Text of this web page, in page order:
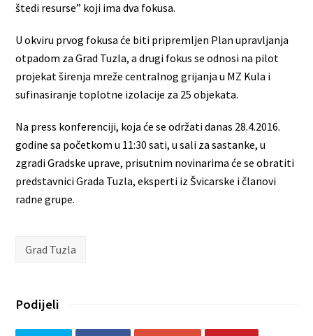
štedi resurse” koji ima dva fokusa.
U okviru prvog fokusa će biti pripremljen Plan upravljanja
otpadom za Grad Tuzla, a drugi fokus se odnosi na pilot
projekat širenja mreže centralnog grijanja u MZ Kula i
sufinasiranje toplotne izolacije za 25 objekata.
Na press konferenciji, koja će se održati danas 28.4.2016.
godine sa početkom u 11:30 sati, u sali za sastanke, u
zgradi Gradske uprave, prisutnim novinarima će se obratiti
predstavnici Grada Tuzla, eksperti iz Švicarske i članovi
radne grupe.
Grad Tuzla
Podijeli